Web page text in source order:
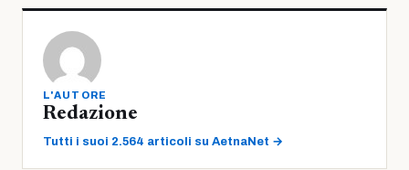
L'AUTORE
Redazione
Tutti i suoi 2.564 articoli su AetnaNet →